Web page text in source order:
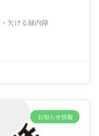
欠ける緑内障
お知らせ情報